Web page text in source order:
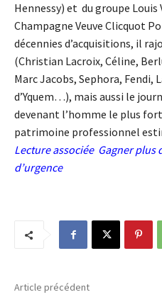
Hennessy) et du groupe
Champagne Veuve Clicquot
décennies d’acquisitions, il
(Christian Lacroix, Céline,
Marc Jacobs, Sephora, Fendi,
d’Yquem…), mais aussi le
devenant l’homme le plus
patrimoine professionnel
Lecture associée Gagner plus
d’urgence
Article précédent